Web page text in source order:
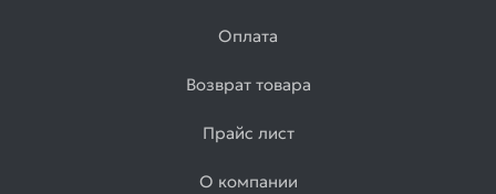
Оплата
Возврат товара
Прайс лист
О компании